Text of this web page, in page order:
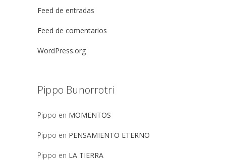
Feed de entradas
Feed de comentarios
WordPress.org
Pippo Bunorrotri
Pippo en MOMENTOS
Pippo en PENSAMIENTO ETERNO
Pippo en LA TIERRA